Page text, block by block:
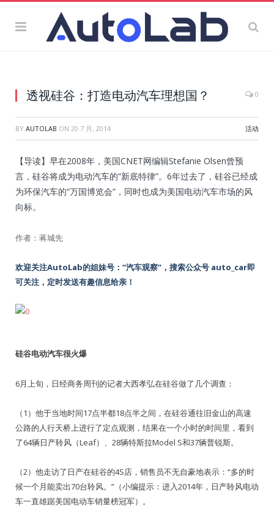
透视硅谷：打造电动汽车理想国？ 0
BY AUTOLAB ON 20 7 月, 2014 活动
【导读】早在2008年，美国CNET网编辑Stefanie Olsen曾预
言，硅谷将成为电动汽车的“新底特律”。6年过去了，硅谷已经成
为环保汽车的“万国博览会”，同时也成为美国电动汽车市场的风
向标。
作者：蒋城先
欢迎关注AutoLab的姐妹号：“汽车观察”，搜索公众号 auto_car即
可关注，定时发送有趣信息给亲！
硅谷电动汽车很火爆
6月上旬，日经商务周刊的记者大西孝弘在硅谷做了几个调查：
（1）他于当地时间17点半都18点半之间，在硅谷通往旧金山的高速
公路的人行天桥上进行了定点观测，结果在一个小时的时间里，看到
了64辆日产聆风（Leaf）、28辆特斯拉Model S和37辆普锐斯。
（2）他走访了日产在硅谷的4S店，销售员不无自豪地表示：“多的时
候一个月能卖出70台聆风。”（小编提示：进入2014年，日产聆风电动
车一直雄踞美国电动车销量榜冠军）。